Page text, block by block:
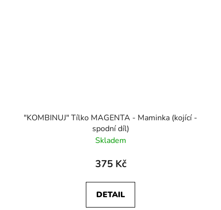
"KOMBINUJ" Tílko MAGENTA - Maminka (kojící -
spodní díl)
Skladem
375 Kč
DETAIL